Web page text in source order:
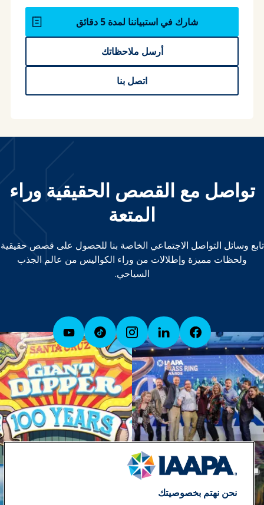
شارك في استبياننا لمدة 5 دقائق
أرسل ملاحظاتك
اتصل بنا
تواصل مع القصص الحقيقية وراء
المتعة
تابع وسائل التواصل الاجتماعي الخاصة بنا للحصول على قصص حقيقية
ولحظات مميزة وإطلالات من وراء الكواليس من عالم الجذب
السياحي.
نحن نهتم بخصوصيتك